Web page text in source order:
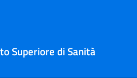
Superiore di Sanità